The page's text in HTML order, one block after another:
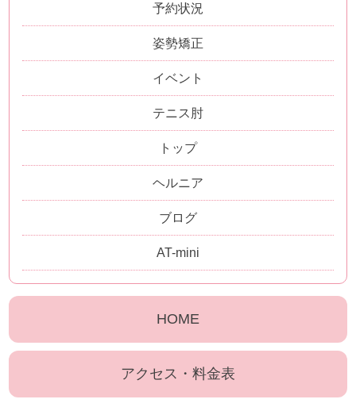
予約状況
姿勢矯正
イベント
テニス肘
トップ
ヘルニア
ブログ
AT-mini
HOME
アクセス・料金表